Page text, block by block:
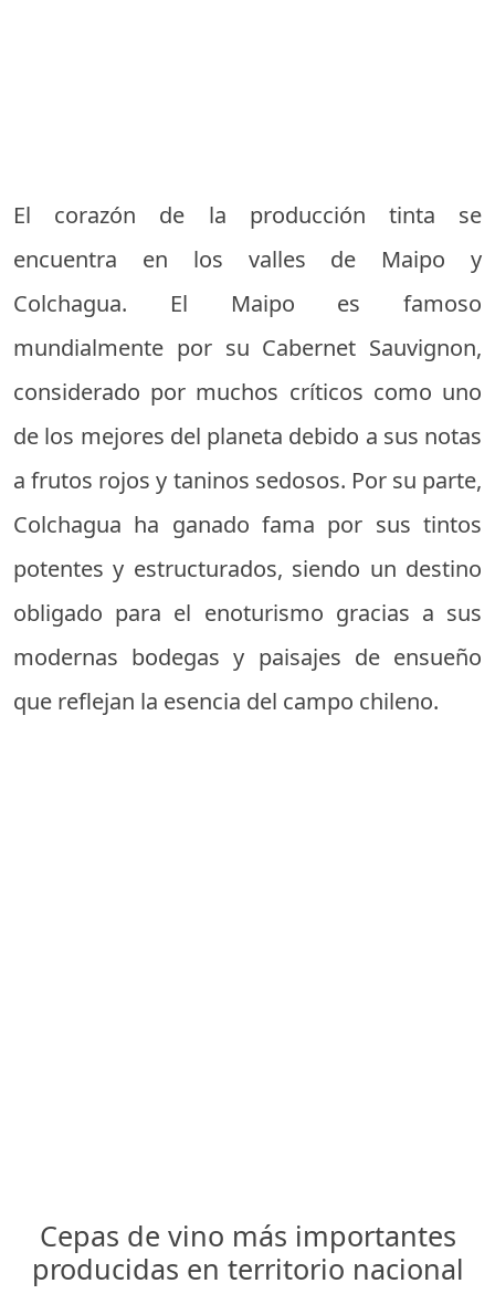
El corazón de la producción tinta se
encuentra en los valles de Maipo y
Colchagua. El Maipo es famoso
mundialmente por su Cabernet Sauvignon,
considerado por muchos críticos como uno
de los mejores del planeta debido a sus notas
a frutos rojos y taninos sedosos. Por su parte,
Colchagua ha ganado fama por sus tintos
potentes y estructurados, siendo un destino
obligado para el enoturismo gracias a sus
modernas bodegas y paisajes de ensueño
que reflejan la esencia del campo chileno.
Cepas de vino más importantes
producidas en territorio nacional